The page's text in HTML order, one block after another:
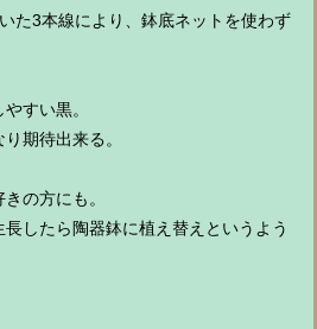
た3本線により、鉢底ネットを使わず
すい黒。
期待出来る。
の方にも。
したら陶器鉢に植え替えというよう